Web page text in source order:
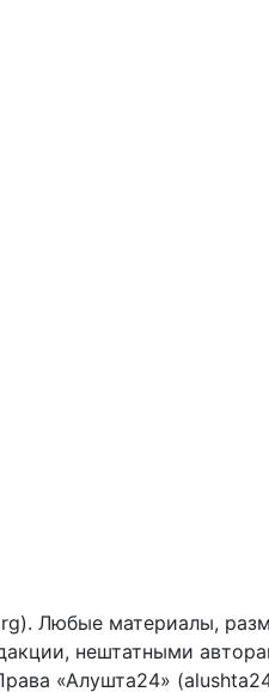
Любые материалы,
нештатными
«Алушта24»